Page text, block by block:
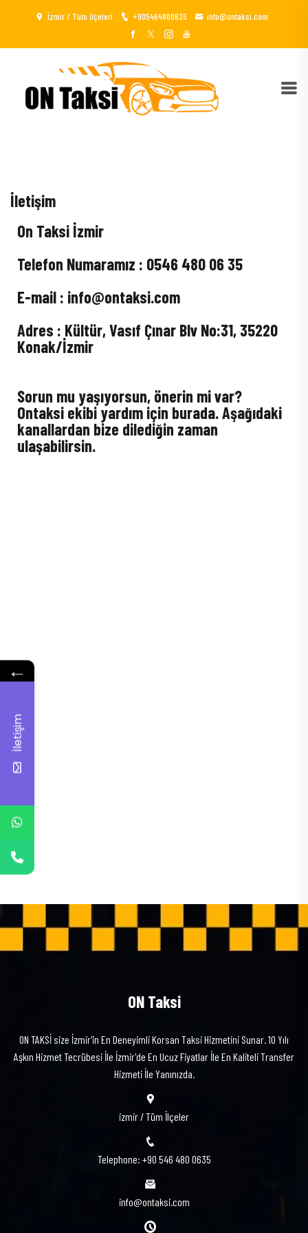
İzmir / Tüm ilçeleri +905464800635 info@ontaksi.com
İletişim
On Taksi İzmir
Telefon Numaramız : 0546 480 06 35
E-mail : info@ontaksi.com
Adres : Kültür, Vasıf Çınar Blv No:31, 35220
Konak/İzmir
Sorun mu yaşıyorsun, önerin mi var?
Ontaksi ekibi yardım için burada. Aşağıdaki
kanallardan bize dilediğin zaman
ulaşabilirsin.
ON Taksi
ON TAKSİ size İzmir'in En Deneyimli Korsan Taksi Hizmetini Sunar. 10 Yılı
Aşkın Hizmet Tecrübesi İle İzmir'de En Ucuz Fiyatlar İle En Kaliteli Transfer
Hizmeti İle Yanınızda.
izmir / Tüm İlçeler
Telephone: +90 546 480 0635
info@ontaksi.com
←
İletişim